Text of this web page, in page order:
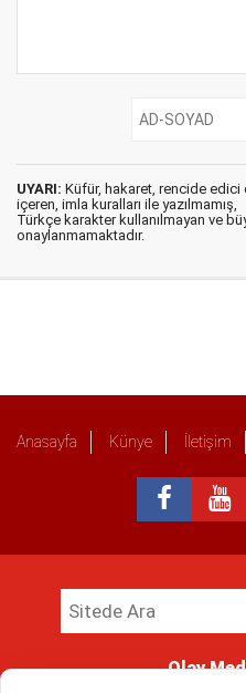
UYARI: Küfür, hakaret, rencide edici
içeren, imla kuralları ile yazılmamış,
Türkçe karakter kullanılmayan ve
onaylanmamaktadır.
Anasayfa Künye İletişim
Olay